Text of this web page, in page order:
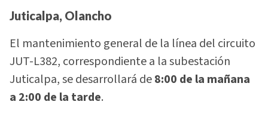
Juticalpa, Olancho
El mantenimiento general de la línea del circuito
JUT-L382, correspondiente a la subestación
Juticalpa, se desarrollará de8:00 de la mañana
a 2:00 de la tarde.